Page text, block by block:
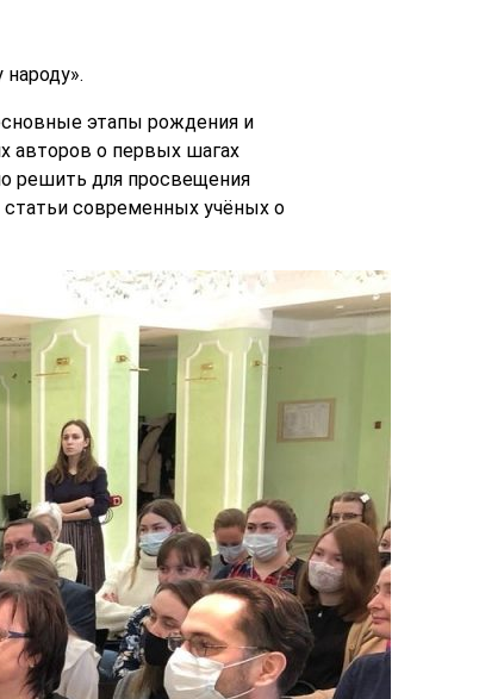
этапы рождения и
авторов о первых шагах
решить для просвещения
статьи современных учёных о